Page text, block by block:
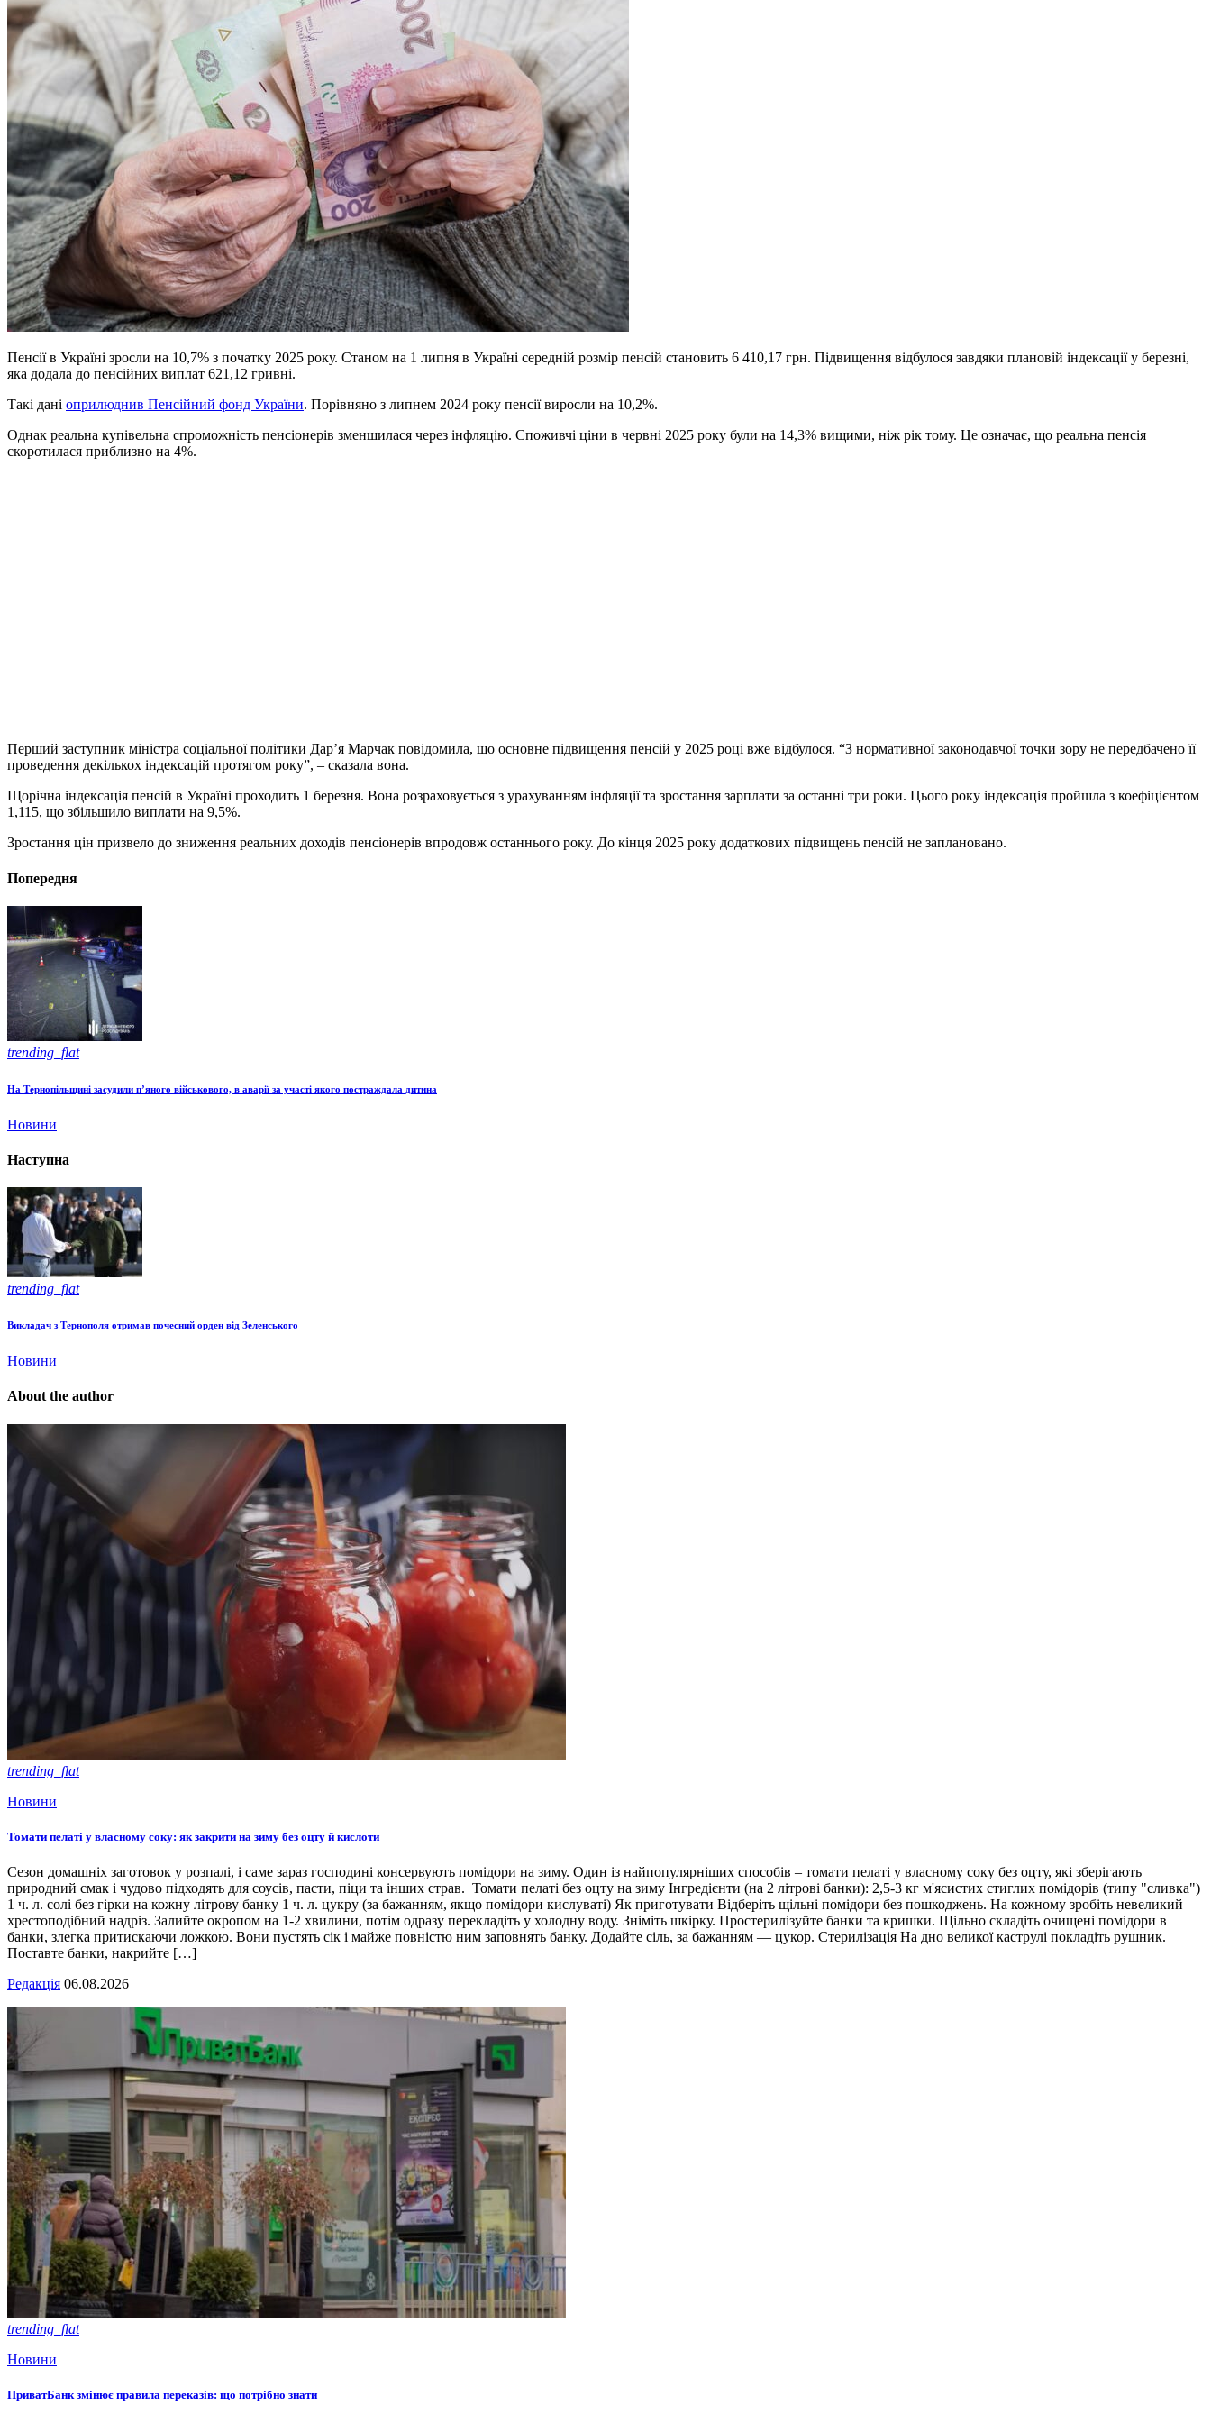
Пенсії в Україні зросли на 10,7% з початку 2025 року. Станом на 1 липня в Україні середній розмір пенсій становить 6 410,17 грн. Підвищення відбулося завдяки плановій індексації у березні,
яка додала до пенсійних виплат 621,12 гривні.
Такі дані оприлюднив Пенсійний фонд України. Порівняно з липнем 2024 року пенсії виросли на 10,2%.
Однак реальна купівельна спроможність пенсіонерів зменшилася через інфляцію. Споживчі ціни в червні 2025 року були на 14,3% вищими, ніж рік тому. Це означає, що реальна пенсія
скоротилася приблизно на 4%.
Перший заступник міністра соціальної політики Дар’я Марчак повідомила, що основне підвищення пенсій у 2025 році вже відбулося. “З нормативної законодавчої точки зору не передбачено її
проведення декількох індексацій протягом року”, – сказала вона.
Щорічна індексація пенсій в Україні проходить 1 березня. Вона розраховується з урахуванням інфляції та зростання зарплати за останні три роки. Цього року індексація пройшла з коефіцієнтом
1,115, що збільшило виплати на 9,5%.
Зростання цін призвело до зниження реальних доходів пенсіонерів впродовж останнього року. До кінця 2025 року додаткових підвищень пенсій не заплановано.
Попередня
trending_flat
На Тернопільщині засудили п’яного військового, в аварії за участі якого постраждала дитина
Новини
Наступна
trending_flat
Викладач з Тернополя отримав почесний орден від Зеленського
Новини
About the author
trending_flat
Новини
Томати пелаті у власному соку: як закрити на зиму без оцту й кислоти
Сезон домашніх заготовок у розпалі, і саме зараз господині консервують помідори на зиму. Один із найпопулярніших способів – томати пелаті у власному соку без оцту, які зберігають
природний смак і чудово підходять для соусів, пасти, піци та інших страв. Томати пелаті без оцту на зиму Інгредієнти (на 2 літрові банки): 2,5-3 кг м'ясистих стиглих помідорів (типу "сливка")
1 ч. л. солі без гірки на кожну літрову банку 1 ч. л. цукру (за бажанням, якщо помідори кислуваті) Як приготувати Відберіть щільні помідори без пошкоджень. На кожному зробіть невеликий
хрестоподібний надріз. Залийте окропом на 1-2 хвилини, потім одразу перекладіть у холодну воду. Зніміть шкірку. Простерилізуйте банки та кришки. Щільно складіть очищені помідори в
банки, злегка притискаючи ложкою. Вони пустять сік і майже повністю ним заповнять банку. Додайте сіль, за бажанням — цукор. Стерилізація На дно великої каструлі покладіть рушник.
Поставте банки, накрийте […]
Редакція 06.08.2026
trending_flat
Новини
ПриватБанк змінює правила переказів: що потрібно знати